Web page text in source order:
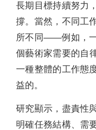
長期目標持續努力
撐。當然，不同工
所不同——例如，
個藝術家需要的自
一種整體的工作態
益的。
研究顯示，盡責性
明確任務結構、需